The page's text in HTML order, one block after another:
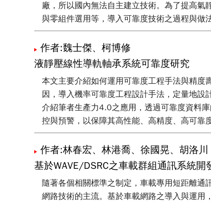
廠，所以國內無法自主建立技術。為了提高
與零組件選用等，導入可靠度技術之過程與做
作者:魏士傑、柯博修
液靜壓線性導軌軸承系統可靠度研究
本文主要介紹如何運用可靠度工程手法與精度
因，導入機率可靠度工程設計手法，定量地
介紹筆者生產力4.0之應用，透過可靠度資料
控與預警，以保障其高性能、高精度、高可靠
作者:林春宏、林港喬、徐國晃、胡洛川
基於WAVE/DSRC之車載群組通訊系統開
隨著各個相關標準之制定，車載專用短距離通
網路技術的主流。基於車載網路之導入與運用